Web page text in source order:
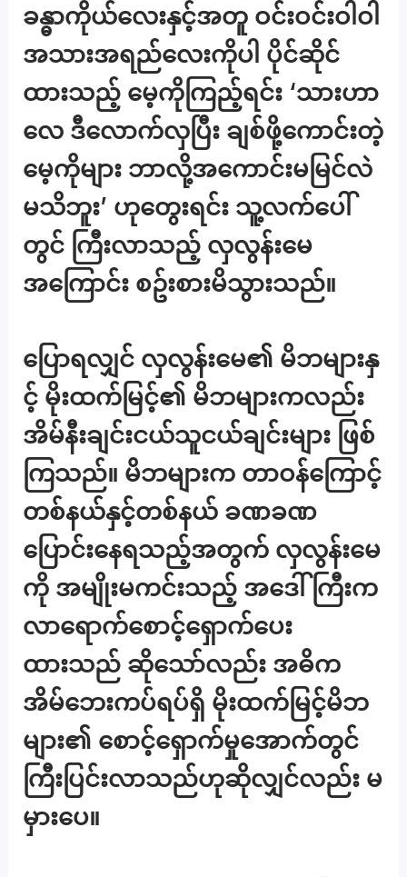
ခန္ဓာကိုယ်လေးနှင့်အတူ ဝင်းဝင်းဝါဝါ
အသားအရည်လေးကိုပါ ပိုင်ဆိုင်
ထားသည့် မေ့ကိုကြည့်ရင်း ‘သားဟာ
လေ ဒီလောက်လှပြီး ချစ်ဖို့ကောင်းတဲ့
မေ့ကိုများ ဘာလို့အကောင်းမမြင်လဲ
မသိဘူး’ ဟုတွေးရင်း သူ့လက်ပေါ်
တွင် ကြီးလာသည့် လှလွန်းမေ
အကြောင်း စဥ်းစားမိသွားသည်။
ပြောရလျှင် လှလွန်းမေ၏ မိဘများနှ
င့် မိုးထက်မြင့်၏ မိဘများကလည်း
အိမ်နီးချင်းငယ်သူငယ်ချင်းများ ဖြစ်
ကြသည်။ မိဘများက တာဝန်ကြောင့်
တစ်နယ်နှင့်တစ်နယ် ခဏခဏ
ပြောင်းနေရသည့်အတွက် လှလွန်းမေ
ကို အမျိုးမကင်းသည့် အဒေါ်ကြီးက
လာရောက်စောင့်ရှောက်ပေး
ထားသည် ဆိုသော်လည်း အဓိက
အိမ်ဘေးကပ်ရပ်ရှိ မိုးထက်မြင့်မိဘ
များ၏ စောင့်ရှောက်မှုအောက်တွင်
ကြီးပြင်းလာသည်ဟုဆိုလျှင်လည်း မ
မှားပေ။